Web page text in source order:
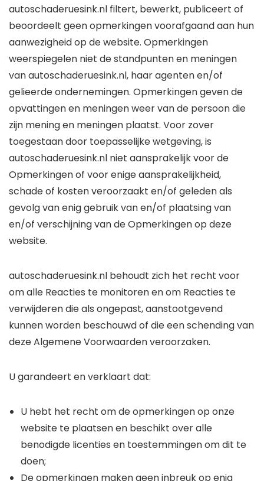
autoschaderuesink.nl filtert, bewerkt, publiceert of
beoordeelt geen opmerkingen voorafgaand aan hun
aanwezigheid op de website. Opmerkingen
weerspiegelen niet de standpunten en meningen
van autoschaderuesink.nl, haar agenten en/of
gelieerde ondernemingen. Opmerkingen geven de
opvattingen en meningen weer van de persoon die
zijn mening en meningen plaatst. Voor zover
toegestaan ​​door toepasselijke wetgeving, is
autoschaderuesink.nl niet aansprakelijk voor de
Opmerkingen of voor enige aansprakelijkheid,
schade of kosten veroorzaakt en/of geleden als
gevolg van enig gebruik van en/of plaatsing van
en/of verschijning van de Opmerkingen op deze
website.
autoschaderuesink.nl behoudt zich het recht voor
om alle Reacties te monitoren en om Reacties te
verwijderen die als ongepast, aanstootgevend
kunnen worden beschouwd of die een schending van
deze Algemene Voorwaarden veroorzaken.
U garandeert en verklaart dat:
U hebt het recht om de opmerkingen op onze
website te plaatsen en beschikt over alle
benodigde licenties en toestemmingen om dit te
doen;
De opmerkingen maken geen inbreuk op enig